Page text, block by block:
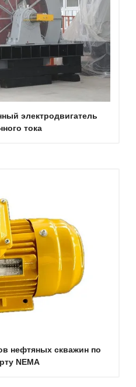
электродвигатель
тока
нефтяных скважин по
NEMA